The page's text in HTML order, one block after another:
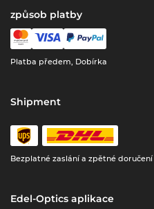
způsob platby
Platba předem, Dobírka
Shipment
Bezplatné zaslání a zpětné doručení
Edel-Optics aplikace